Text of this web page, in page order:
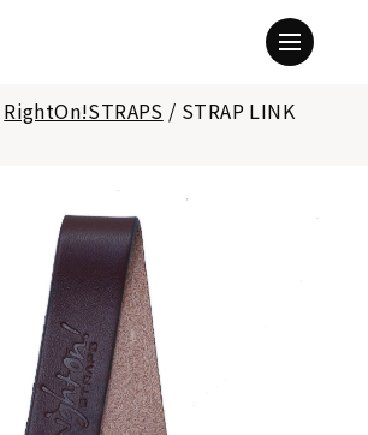
RightOn!STRAPS / STRAP LINK